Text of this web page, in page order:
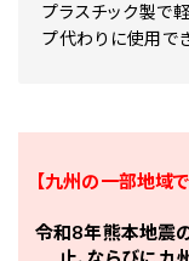
プラスチック製で
プ代わりに使用でき
【九州の一部地域
令和8年熊本地震